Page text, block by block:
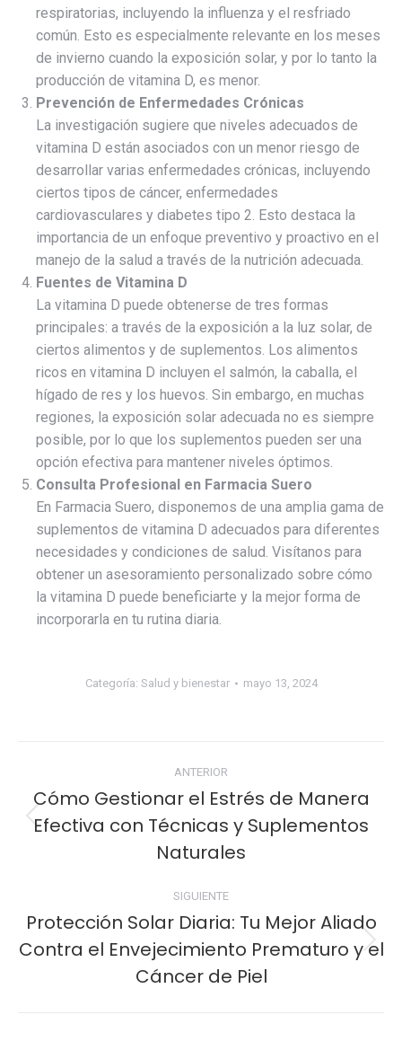
respiratorias, incluyendo la influenza y el resfriado
común. Esto es especialmente relevante en los meses
de invierno cuando la exposición solar, y por lo tanto la
producción de vitamina D, es menor.
Prevención de Enfermedades Crónicas
La investigación sugiere que niveles adecuados de
vitamina D están asociados con un menor riesgo de
desarrollar varias enfermedades crónicas, incluyendo
ciertos tipos de cáncer, enfermedades
cardiovasculares y diabetes tipo 2. Esto destaca la
importancia de un enfoque preventivo y proactivo en el
manejo de la salud a través de la nutrición adecuada.
Fuentes de Vitamina D
La vitamina D puede obtenerse de tres formas
principales: a través de la exposición a la luz solar, de
ciertos alimentos y de suplementos. Los alimentos
ricos en vitamina D incluyen el salmón, la caballa, el
hígado de res y los huevos. Sin embargo, en muchas
regiones, la exposición solar adecuada no es siempre
posible, por lo que los suplementos pueden ser una
opción efectiva para mantener niveles óptimos.
Consulta Profesional en Farmacia Suero
En Farmacia Suero, disponemos de una amplia gama de
suplementos de vitamina D adecuados para diferentes
necesidades y condiciones de salud. Visítanos para
obtener un asesoramiento personalizado sobre cómo
la vitamina D puede beneficiarte y la mejor forma de
incorporarla en tu rutina diaria.
Categoría: Salud y bienestar mayo 13, 2024
Navegación
entre
publicaciones
ANTERIOR
Publicación
anterior:
Cómo Gestionar el Estrés de Manera
Efectiva con Técnicas y Suplementos
Naturales
SIGUIENTE
Publicación
siguiente:
Protección Solar Diaria: Tu Mejor Aliado
Contra el Envejecimiento Prematuro y el
Cáncer de Piel